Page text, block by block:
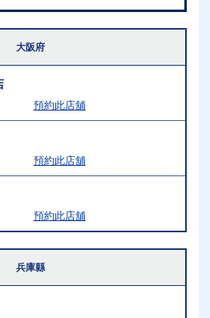
大阪府
預約此店舖
預約此店舖
預約此店舖
兵庫縣